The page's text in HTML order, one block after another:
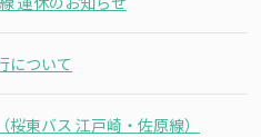
について
東バス 江戸崎・佐原線）